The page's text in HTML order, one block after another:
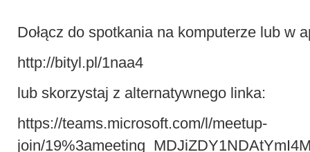
Dołącz do spotkania na komputerze lub w
http://bityl.pl/1naa4
lub skorzystaj z alternatywnego linka:
https://teams.microsoft.com/l/meetup-
join/